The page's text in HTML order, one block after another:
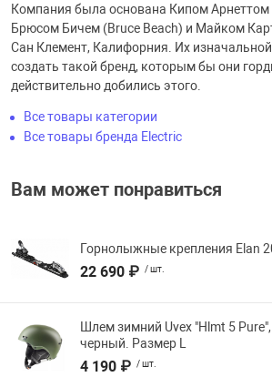
Компания была основана Кипом Арнеттом
Брюсом Бичем (Bruce Beach) и Майком
Сан Клемент, Калифорния. Их
создать такой бренд, которым бы они
действительно добились этого.
Все товары категории
Все товары бренда Electric
Вам может понравиться
Горнолыжные крепления Elan
22 690 ₽ / шт.
Шлем зимний Uvex "Hlmt 5
черный. Размер L
4 190 ₽ / шт.